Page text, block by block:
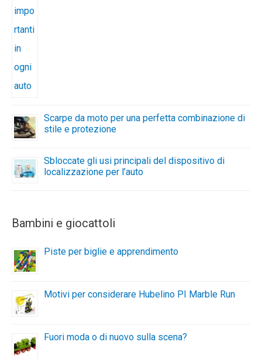
Scarpe da moto per una perfetta combinazione di
stile e protezione
Sbloccate gli usi principali del dispositivo di
localizzazione per l’auto
Bambini e giocattoli
Piste per biglie e apprendimento
Motivi per considerare Hubelino PI Marble Run
Fuori moda o di nuovo sulla scena?